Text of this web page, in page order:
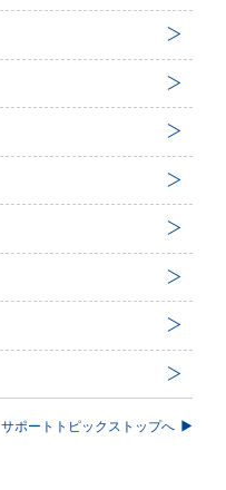
サポートトピックストップへ